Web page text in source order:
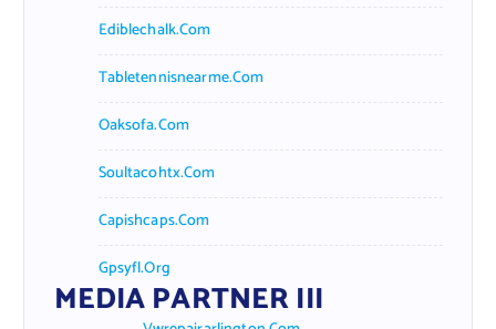
Ediblechalk.com
Tabletennisnearme.com
Oaksofa.com
Soultacohtx.com
Capishcaps.com
Gpsyfl.org
MEDIA PARTNER III